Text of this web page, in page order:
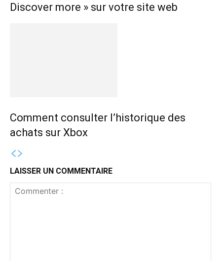
Discover more » sur votre site web
Comment consulter l’historique des
achats sur Xbox
LAISSER UN COMMENTAIRE